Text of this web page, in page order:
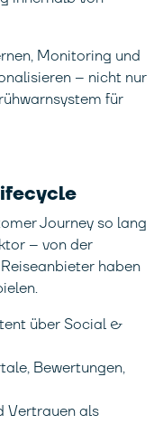
Monitoring und
– nicht nur
für
Journey so lang
– von der
haben
über Social &
Bewertungen,
Vertrauen als